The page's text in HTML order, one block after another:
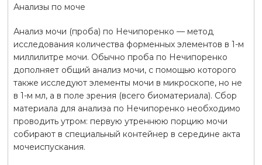
Анализы по моче
Анализ мочи (проба) по Нечипоренко — метод
исследования количества форменных элементов в 1-м
миллилитре мочи. Обычно проба по Нечипоренко
дополняет общий анализ мочи, с помощью которого
также исследуют элементы мочи в микроскопе, но не
в 1-м мл, а в поле зрения (всего биоматериала). Сбор
материала для анализа по Нечипоренко необходимо
проводить утром: первую утреннюю порцию мочи
собирают в специальный контейнер в середине акта
мочеиспускания.